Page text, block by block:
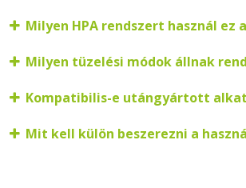
Milyen HPA rendszert használ ez
Milyen tüzelési módok állnak
Kompatibilis-e utángyártott
Mit kell külön beszerezni a